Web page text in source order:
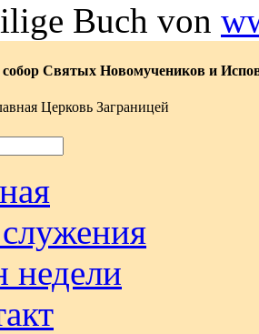
Buch von
Святых Новомучеников и
Церковь Заграницей
недели